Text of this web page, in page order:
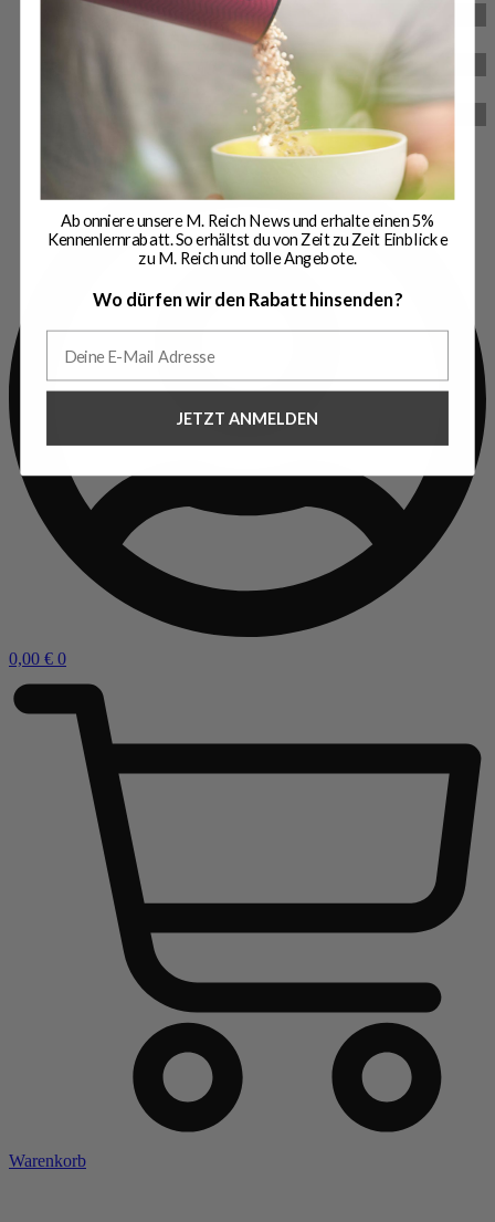
Qualitätsversprechen
Historie
Über uns
0,00 € 0
Warenkorb
Abonniere unsere M. Reich News und erhalte einen 5%
Kennenlernrabatt. So erhältst du von Zeit zu Zeit Einblicke
zu M. Reich und tolle Angebote.
Wo dürfen wir den Rabatt hinsenden?
JETZT ANMELDEN